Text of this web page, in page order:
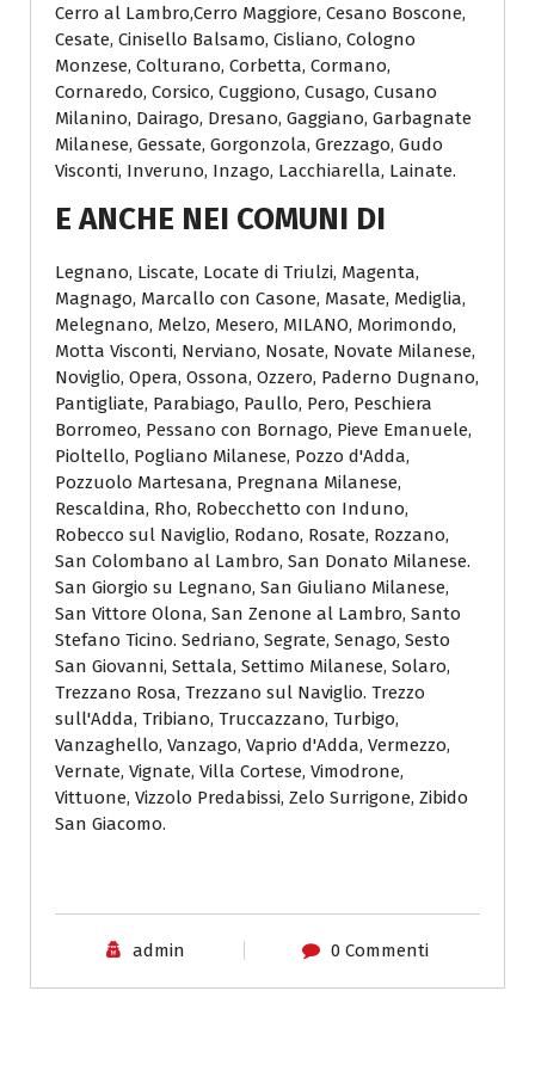
Cerro al Lambro,Cerro Maggiore, Cesano Boscone,
Cesate, Cinisello Balsamo, Cisliano, Cologno
Monzese, Colturano, Corbetta, Cormano,
Cornaredo, Corsico, Cuggiono, Cusago, Cusano
Milanino, Dairago, Dresano, Gaggiano, Garbagnate
Milanese, Gessate, Gorgonzola, Grezzago, Gudo
Visconti, Inveruno, Inzago, Lacchiarella, Lainate.
E ANCHE NEI COMUNI DI
Legnano, Liscate, Locate di Triulzi, Magenta,
Magnago, Marcallo con Casone, Masate, Mediglia,
Melegnano, Melzo, Mesero, MILANO, Morimondo,
Motta Visconti, Nerviano, Nosate, Novate Milanese,
Noviglio, Opera, Ossona, Ozzero, Paderno Dugnano,
Pantigliate, Parabiago, Paullo, Pero, Peschiera
Borromeo, Pessano con Bornago, Pieve Emanuele,
Pioltello, Pogliano Milanese, Pozzo d'Adda,
Pozzuolo Martesana, Pregnana Milanese,
Rescaldina, Rho, Robecchetto con Induno,
Robecco sul Naviglio, Rodano, Rosate, Rozzano,
San Colombano al Lambro, San Donato Milanese.
San Giorgio su Legnano, San Giuliano Milanese,
San Vittore Olona, San Zenone al Lambro, Santo
Stefano Ticino. Sedriano, Segrate, Senago, Sesto
San Giovanni, Settala, Settimo Milanese, Solaro,
Trezzano Rosa, Trezzano sul Naviglio. Trezzo
sull'Adda, Tribiano, Truccazzano, Turbigo,
Vanzaghello, Vanzago, Vaprio d'Adda, Vermezzo,
Vernate, Vignate, Villa Cortese, Vimodrone,
Vittuone, Vizzolo Predabissi, Zelo Surrigone, Zibido
San Giacomo.
admin 0 Commenti